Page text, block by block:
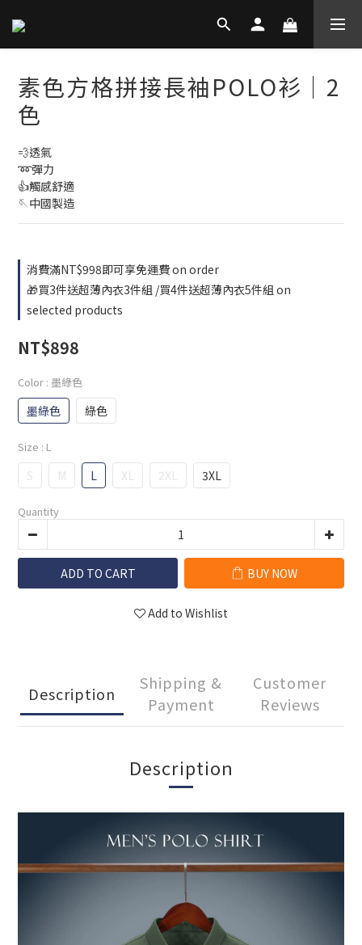
素色方格拼接長袖POLO衫│2
色
💨透氣
➿彈力
👍觸感舒適
🪡中國製造
消費滿NT$998即可享免運費 on order
🎁買3件送超薄內衣3件組 /買4件送超薄內衣5件組 on
selected products
NT$898
Color : 墨綠色
墨綠色 綠色
Size : L
S M L XL 2XL 3XL
Quantity
ADD TO CART BUY NOW
Add to Wishlist
Description
Shipping &
Payment
Customer
Reviews
Description